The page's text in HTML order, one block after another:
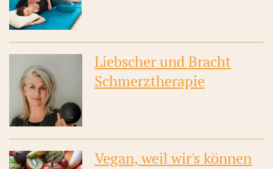
Liebscher und Bracht
Schmerztherapie
Vegan, weil wir's können